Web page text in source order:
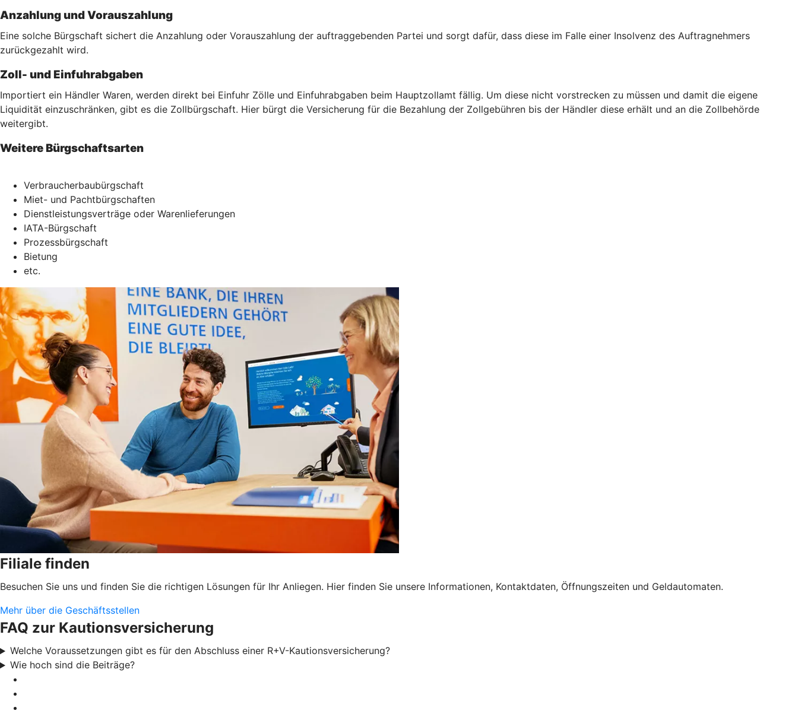
Anzahlung und Vorauszahlung
Eine solche Bürgschaft sichert die Anzahlung oder Vorauszahlung der auftraggebenden Partei und sorgt dafür, dass diese im Falle einer Insolvenz des Auftragnehmers
zurückgezahlt wird.
Zoll- und Einfuhrabgaben
Importiert ein Händler Waren, werden direkt bei Einfuhr Zölle und Einfuhrabgaben beim Hauptzollamt fällig. Um diese nicht vorstrecken zu müssen und damit die eigene
Liquidität einzuschränken, gibt es die Zollbürgschaft. Hier bürgt die Versicherung für die Bezahlung der Zollgebühren bis der Händler diese erhält und an die Zollbehörde
weitergibt.
Weitere Bürgschaftsarten
Verbraucherbaubürgschaft
Miet- und Pachtbürgschaften
Dienstleistungsverträge oder Warenlieferungen
IATA-Bürgschaft
Prozessbürgschaft
Bietung
etc.
Filiale finden
Besuchen Sie uns und finden Sie die richtigen Lösungen für Ihr Anliegen. Hier finden Sie unsere Informationen, Kontaktdaten, Öffnungszeiten und Geldautomaten.
Mehr über die Geschäftsstellen
FAQ zur Kautionsversicherung
Welche Voraussetzungen gibt es für den Abschluss einer R+V-Kautionsversicherung?
Wie hoch sind die Beiträge?